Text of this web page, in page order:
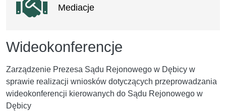
Wideokonferencje
Zarządzenie Prezesa Sądu Rejonowego w Dębicy w
sprawie realizacji wniosków dotyczących przeprowadzania
wideokonferencji kierowanych do Sądu Rejonowego w
Dębicy
Mediacje